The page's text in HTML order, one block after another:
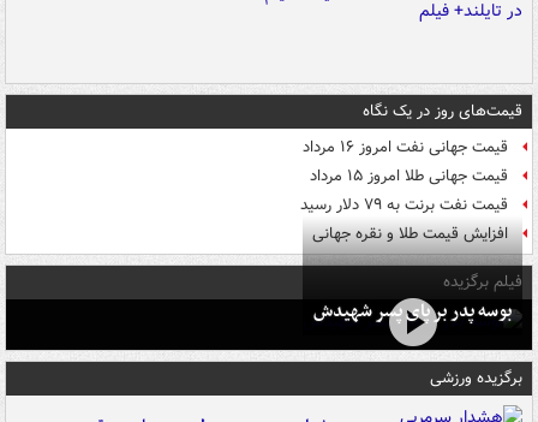
قیمت‌های روز در یک نگاه
قیمت جهانی نفت امروز ۱۶ مرداد
قیمت جهانی طلا امروز ۱۵ مرداد
قیمت نفت برنت به ۷۹ دلار رسید
افزایش قیمت طلا و نقره جهانی
فیلم برگزیده
بوسه‌ پدر بر پای پسر شهیدش
برگزیده ورزشی